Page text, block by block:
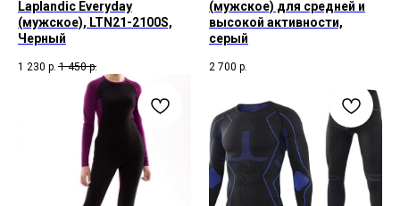
Laplandic Everyday
(мужское), LTN21-2100S,
Черный
1 230 р. 1 450 р.
(мужское) для средней и
высокой активности,
серый
2 700 р.